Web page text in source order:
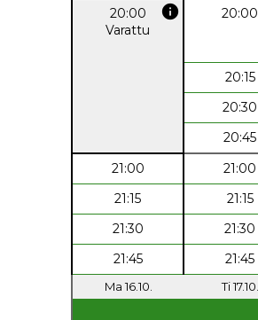
20:00
info
Varattu
20:00
20:15
20:30
20:45
21:00
21:00
21:15
21:15
21:30
21:30
21:45
21:45
Ma 16.10. Ti 17.10.